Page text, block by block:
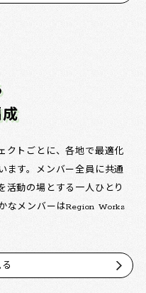
クトごとに、各地で最適化
ます。メンバー全員に共通
活動の場とする一人ひとり
なメンバーはRegion Works